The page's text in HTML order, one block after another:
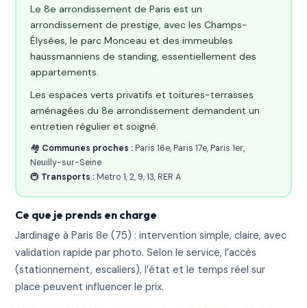
Le 8e arrondissement de Paris est un
arrondissement de prestige, avec les Champs-
Élysées, le parc Monceau et des immeubles
haussmanniens de standing, essentiellement des
appartements.
Les espaces verts privatifs et toitures-terrasses
aménagées du 8e arrondissement demandent un
entretien régulier et soigné.
🏘️ Communes proches :Paris 16e, Paris 17e, Paris 1er,
Neuilly-sur-Seine
🚇 Transports :Metro 1, 2, 9, 13, RER A
Ce que je prends en charge
Jardinage à Paris 8e (75) : intervention simple, claire, avec
validation rapide par photo. Selon le service, l’accès
(stationnement, escaliers), l’état et le temps réel sur
place peuvent influencer le prix.